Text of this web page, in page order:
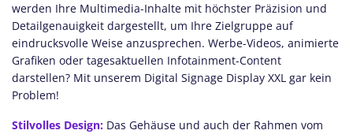
werden Ihre Multimedia-Inhalte mit höchster Präzision und
Detailgenauigkeit dargestellt, um Ihre Zielgruppe auf
eindrucksvolle Weise anzusprechen. Werbe-Videos, animierte
Grafiken oder tagesaktuellen Infotainment-Content
darstellen? Mit unserem Digital Signage Display XXL gar kein
Problem!
Stilvolles Design: Das Gehäuse und auch der Rahmen vom